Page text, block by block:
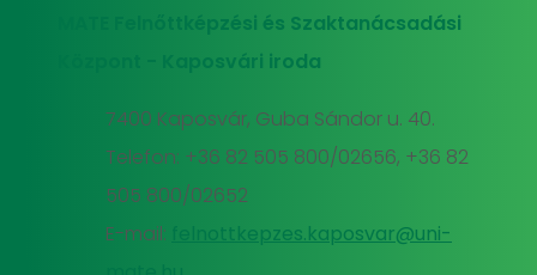
MATE Felnőttképzési és Szaktanácsadási
Központ - Kaposvári iroda
7400 Kaposvár, Guba Sándor u. 40.
Telefon: +36 82 505 800/02656, +36 82
505 800/02652
E-mail:
felnottkepzes.kaposvar@uni-